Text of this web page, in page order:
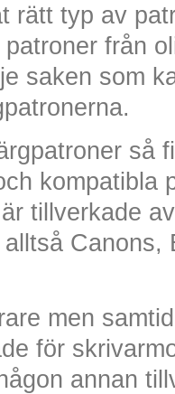
rätt typ av
från
saken som
så
kompatibla
tillverkade
Canons,
men
för
annan